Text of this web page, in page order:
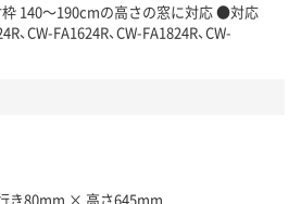
140～190cmの高さの窓に対応 ●対応
、CW-FA1624R、CW-FA1824R、CW-
き80mm × 高さ645mm